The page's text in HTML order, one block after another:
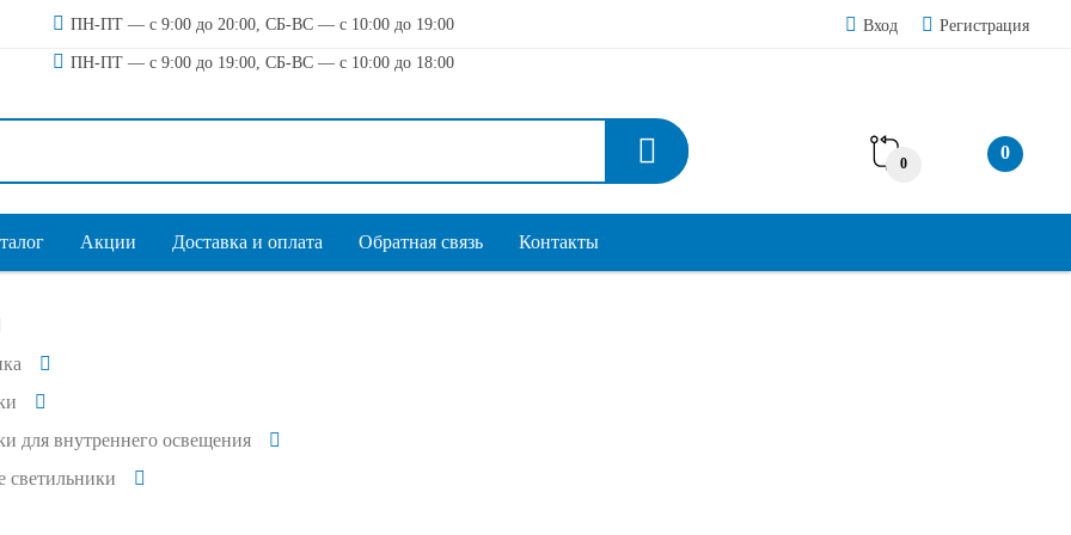
ПН-ПТ — с 9:00 до 20:00, СБ-ВС — с 10:00 до 19:00
ПН-ПТ — с 9:00 до 19:00, СБ-ВС — с 10:00 до 18:00
Вход Регистрация
0
0
Акции Доставка и оплата Обратная связь Контакты
для внутреннего освещения
светильники